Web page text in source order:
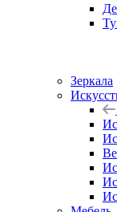
Зеркала